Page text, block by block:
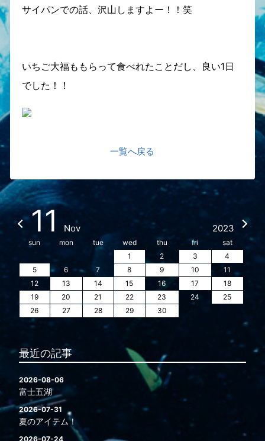
サイパンでの話、沢山しますよー！！笑
いちご大福ももらって食べれたことだし、良い1日
でした！！
一覧へ戻る
11 Nov 2023
sun mon tue wed thu fri
sat
1
2 3
4
5
6 7 8 9 10
11
12
13 14 15 16 17
18
19
20 21 22 23 24
25
26
27 28 29 30
最近の記事
2026-08-06
富士五湖
2026-07-31
夏のアイテム！
2026-07-24